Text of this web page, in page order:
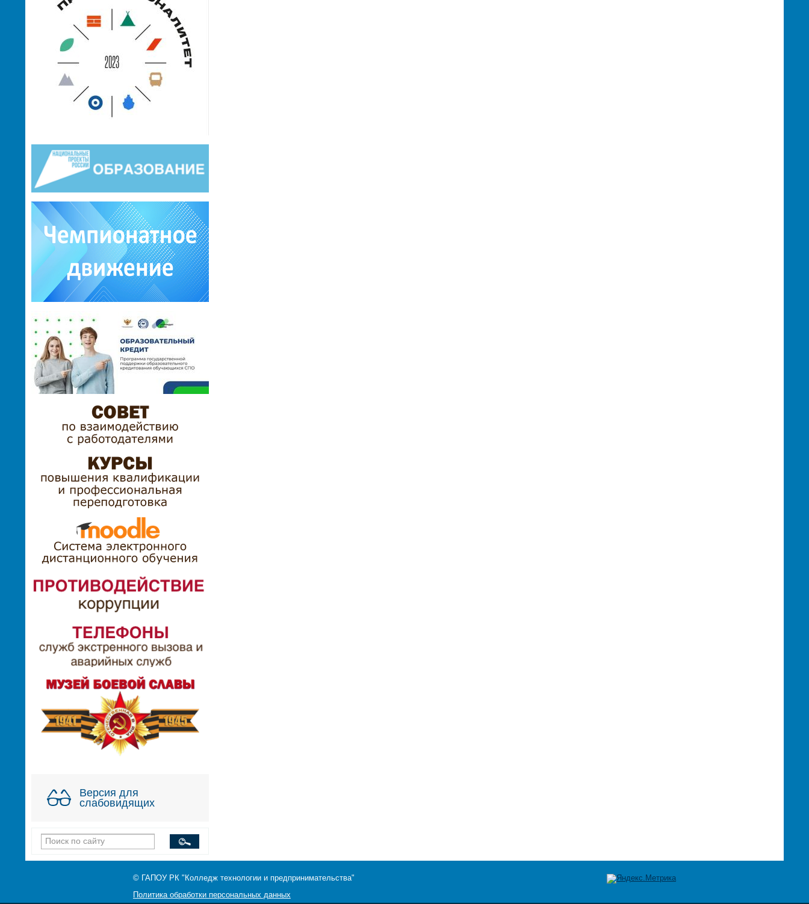
Версия для
слабовидящих
© ГАПОУ РК "Колледж технологии и предпринимательства"
Политика обработки персональных данных